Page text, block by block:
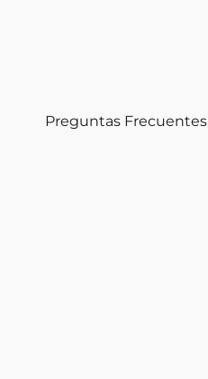
Preguntas Frecuentes